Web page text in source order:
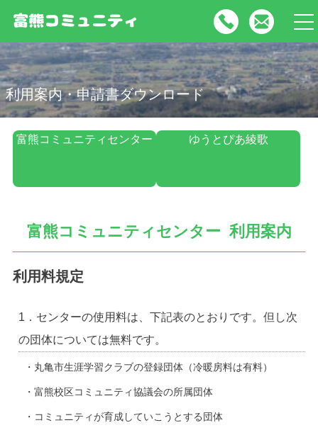
利用案内・申請書ダウンロード
富熊コミュニティセンター ゆうとぴあ綾歌
富熊コミュニティセンター 利用案内
利用料規定
1．センターの使用料は、下記表のとおりです。但し次
の団体については無料です。
・丸亀市生涯学習クラブの登録団体（冷暖房料は有料）
・富熊校区コミュニティ協議会の所属団体
・コミュニティが育成していこうとする団体